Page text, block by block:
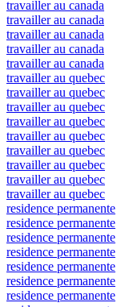
travailler au canada
travailler au canada
travailler au canada
travailler au canada
travailler au canada
travailler au quebec
travailler au quebec
travailler au quebec
travailler au quebec
travailler au quebec
travailler au quebec
travailler au quebec
travailler au quebec
travailler au quebec
residence permanente
residence permanente
residence permanente
residence permanente
residence permanente
residence permanente
residence permanente